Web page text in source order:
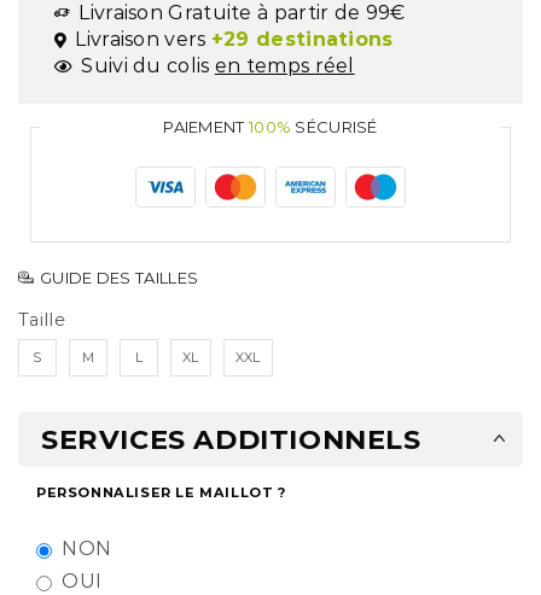
Livraison Gratuite à partir de 99€
Livraison vers +29 destinations
Suivi du colis en temps réel
PAIEMENT100% SÉCURISÉ
GUIDE DES TAILLES
Taille
S M L XL XXL
SERVICES ADDITIONNELS
PERSONNALISER LE MAILLOT ?
NON
OUI